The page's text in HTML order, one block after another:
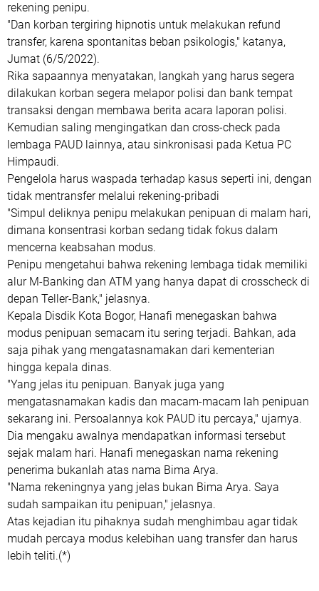
rekening penipu.
"Dan korban tergiring hipnotis untuk melakukan refund
transfer, karena spontanitas beban psikologis," katanya,
Jumat (6/5/2022).
Rika sapaannya menyatakan, langkah yang harus segera
dilakukan korban segera melapor polisi dan bank tempat
transaksi dengan membawa berita acara laporan polisi.
Kemudian saling mengingatkan dan cross-check pada
lembaga PAUD lainnya, atau sinkronisasi pada Ketua PC
Himpaudi.
Pengelola harus waspada terhadap kasus seperti ini, dengan
tidak mentransfer melalui rekening-pribadi
"Simpul deliknya penipu melakukan penipuan di malam hari,
dimana konsentrasi korban sedang tidak fokus dalam
mencerna keabsahan modus.
Penipu mengetahui bahwa rekening lembaga tidak memiliki
alur M-Banking dan ATM yang hanya dapat di crosscheck di
depan Teller-Bank," jelasnya.
Kepala Disdik Kota Bogor, Hanafi menegaskan bahwa
modus penipuan semacam itu sering terjadi. Bahkan, ada
saja pihak yang mengatasnamakan dari kementerian
hingga kepala dinas.
"Yang jelas itu penipuan. Banyak juga yang
mengatasnamakan kadis dan macam-macam lah penipuan
sekarang ini. Persoalannya kok PAUD itu percaya," ujarnya.
Dia mengaku awalnya mendapatkan informasi tersebut
sejak malam hari. Hanafi menegaskan nama rekening
penerima bukanlah atas nama Bima Arya.
"Nama rekeningnya yang jelas bukan Bima Arya. Saya
sudah sampaikan itu penipuan," jelasnya.
Atas kejadian itu pihaknya sudah menghimbau agar tidak
mudah percaya modus kelebihan uang transfer dan harus
lebih teliti.(*)